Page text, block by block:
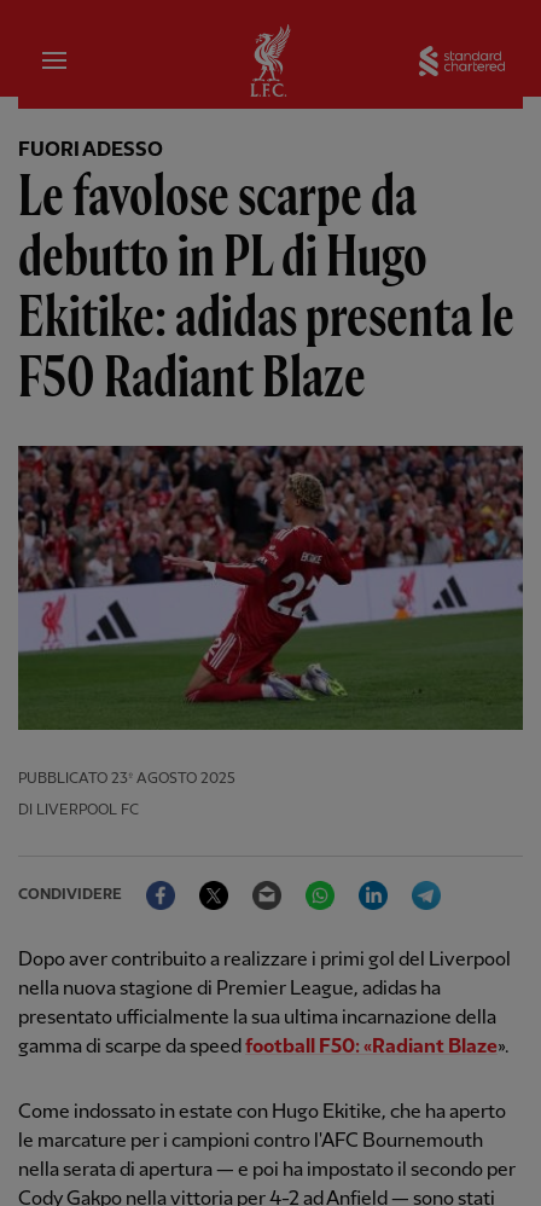
Iniziale
FUORI ADESSO
Le favolose scarpe da
debutto in PL di Hugo
Ekitike: adidas presenta le
F50 Radiant Blaze
PUBBLICATO 23º AGOSTO 2025
DI LIVERPOOL FC
CONDIVIDERE
FacebookTwitter Email WhatsAppLinkedIn
Dopo aver contribuito a realizzare i primi gol del Liverpool
nella nuova stagione di Premier League, adidas ha
presentato ufficialmente la sua ultima incarnazione della
gamma di scarpe da speed football F50: «Radiant Blaze».
Come indossato in estate con Hugo Ekitike, che ha aperto
le marcature per i campioni contro l'AFC Bournemouth
nella serata di apertura — e poi ha impostato il secondo per
Cody Gakpo nella vittoria per 4-2 ad Anfield — sono stati